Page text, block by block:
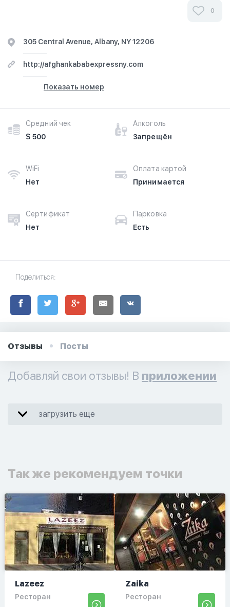
0
305 Central Avenue, Albany, NY 12206
http://afghankababexpressny.com
Показать номер
Средний чек
$ 500
Алкоголь
Запрещён
WiFi
Нет
Оплата картой
Принимается
Сертификат
Нет
Парковка
Есть
Поделиться:
Отзывы Посты
Добавляй свои отзывы! В приложении
загрузить еще
Так же рекомендуем точки
Lazeez
Ресторан
Zaika
Ресторан